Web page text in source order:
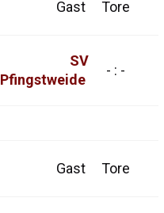
Gast Tore
SV
Pfingstweide
- : -
Gast Tore